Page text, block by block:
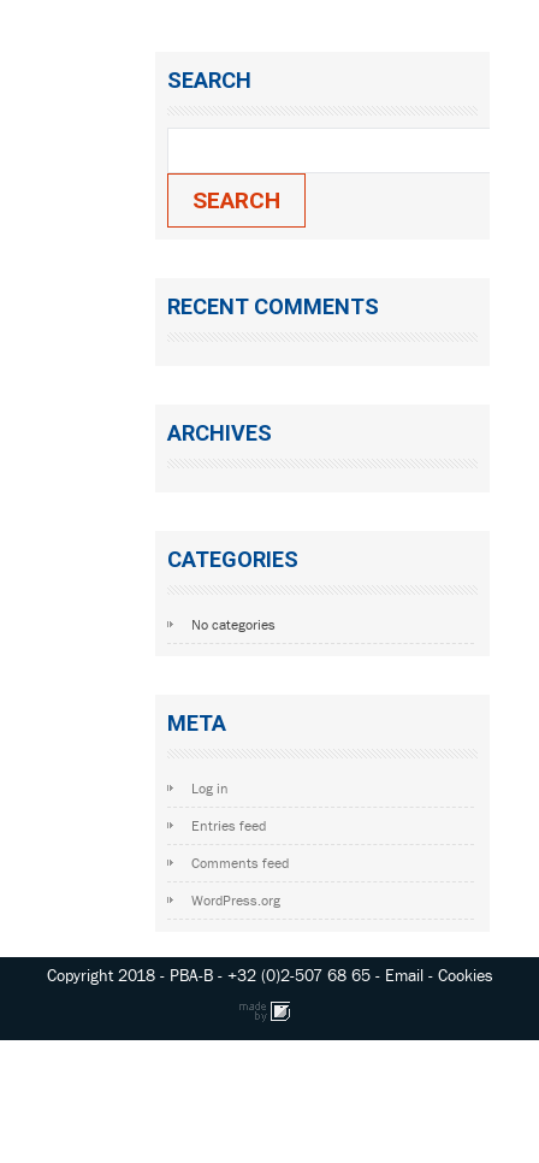
SEARCH
RECENT COMMENTS
ARCHIVES
CATEGORIES
No categories
META
Log in
Entries feed
Comments feed
WordPress.org
Copyright 2018- PBA-B- +32 (0)2-507 68 65- Email - Cookies